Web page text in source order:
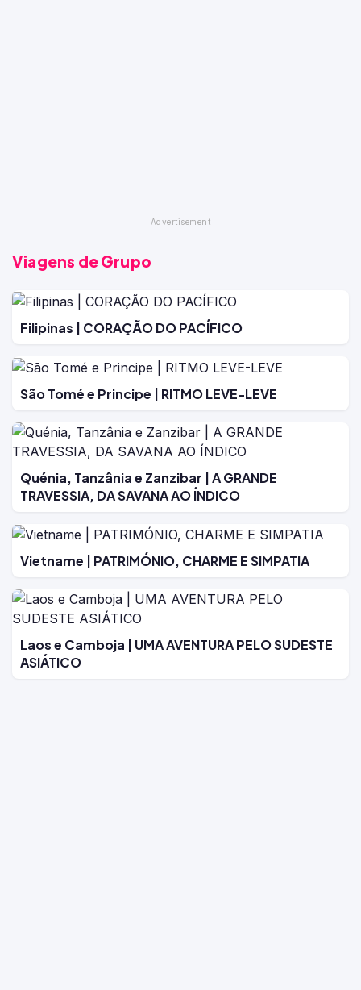
Viagens de Grupo
Filipinas | CORAÇÃO DO PACÍFICO
São Tomé e Principe | RITMO LEVE-LEVE
Quénia, Tanzânia e Zanzibar | A GRANDE
TRAVESSIA, DA SAVANA AO ÍNDICO
Vietname | PATRIMÓNIO, CHARME E SIMPATIA
Laos e Camboja | UMA AVENTURA PELO SUDESTE
ASIÁTICO